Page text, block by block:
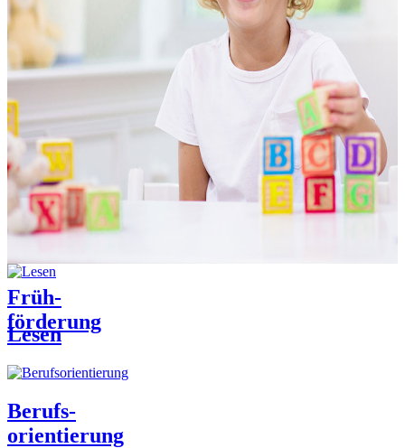
Früh-
förderung
Lesen
Berufs-
orientierung